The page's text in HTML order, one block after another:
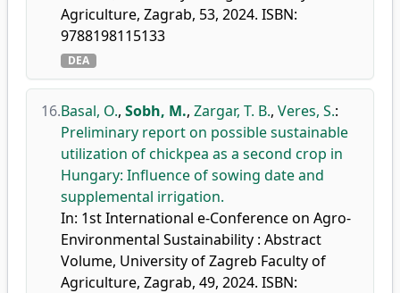
Agriculture, Zagrab, 53, 2024. ISBN:
9788198115133
DEA
16.Basal, O., Sobh, M., Zargar, T. B., Veres, S.:
Preliminary report on possible sustainable
utilization of chickpea as a second crop in
Hungary: Influence of sowing date and
supplemental irrigation.
In: 1st International e-Conference on Agro-
Environmental Sustainability : Abstract
Volume, University of Zagreb Faculty of
Agriculture, Zagrab, 49, 2024. ISBN: